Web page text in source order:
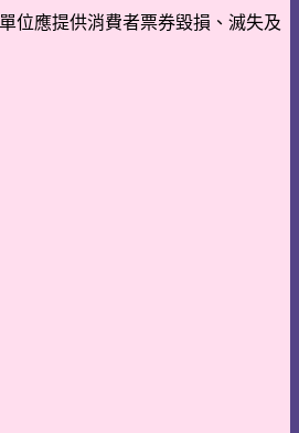
位應提供消費者票券毀損、滅失及